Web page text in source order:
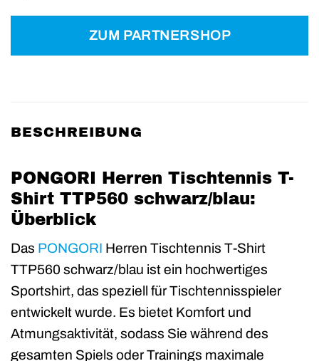
ZUM PARTNERSHOP
BESCHREIBUNG
PONGORI Herren Tischtennis T-
Shirt TTP560 schwarz/blau:
Überblick
Das PONGORI Herren Tischtennis T-Shirt
TTP560 schwarz/blau ist ein hochwertiges
Sportshirt, das speziell für Tischtennisspieler
entwickelt wurde. Es bietet Komfort und
Atmungsaktivität, sodass Sie während des
gesamten Spiels oder Trainings maximale